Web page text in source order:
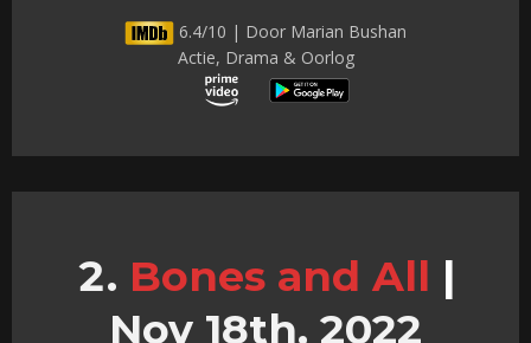
6.4/10 | Door Marian Bushan
Actie, Drama & Oorlog
Bones and All |
Nov 18th, 2022